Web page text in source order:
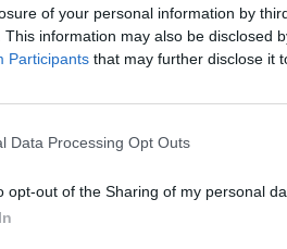
of your personal information by
This information may also be disclosed
Participants that may further disclose it
Data Processing Opt Outs
opt-out of the Sharing of my personal
państwa członkowskie do
pomiarowe z funkcją zdalnego
dnia20 kwietnia 2021 roku o
do dnia 1 stycznia 2027 r.
ciepłej wody użytkowej urządzeniami